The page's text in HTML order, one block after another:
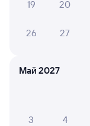
Что нужно,
19 20
26 27
Май 2027
3 4